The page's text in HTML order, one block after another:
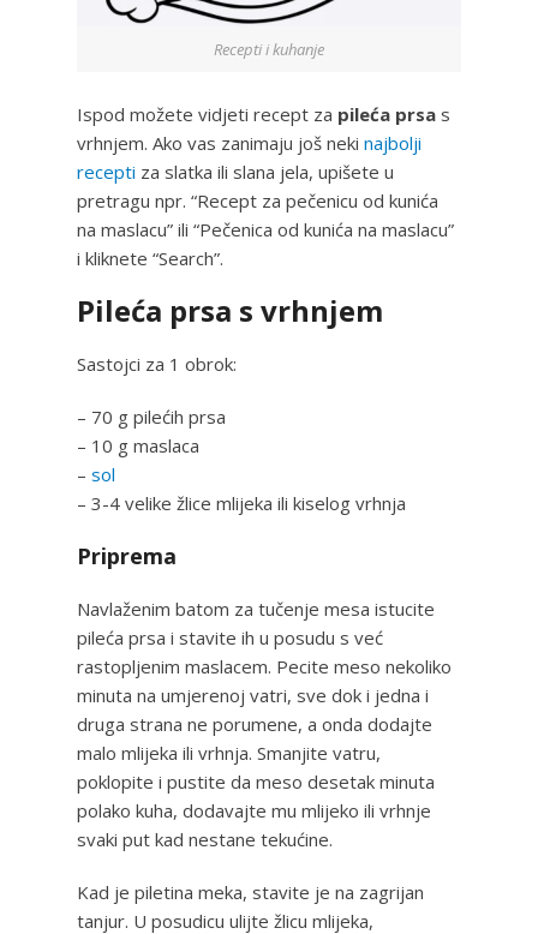
Recepti i kuhanje
Ispod možete vidjeti recept za pileća prsa s
vrhnjem. Ako vas zanimaju još neki najbolji
recepti za slatka ili slana jela, upišete u
pretragu npr. “Recept za pečenicu od kunića
na maslacu” ili “Pečenica od kunića na maslacu”
i kliknete “Search”.
Pileća prsa s vrhnjem
Sastojci za 1 obrok:
– 70 g pilećih prsa
– 10 g maslaca
– sol
– 3-4 velike žlice mlijeka ili kiselog vrhnja
Priprema
Navlaženim batom za tučenje mesa istucite
pileća prsa i stavite ih u posudu s već
rastopljenim maslacem. Pecite meso nekoliko
minuta na umjerenoj vatri, sve dok i jedna i
druga strana ne porumene, a onda dodajte
malo mlijeka ili vrhnja. Smanjite vatru,
poklopite i pustite da meso desetak minuta
polako kuha, dodavajte mu mlijeko ili vrhnje
svaki put kad nestane tekućine.
Kad je piletina meka, stavite je na zagrijan
tanjur. U posudicu ulijte žlicu mlijeka,